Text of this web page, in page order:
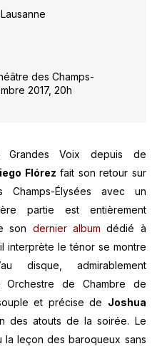
des Champs-
2017, 20h
Voix depuis de
Flórez fait son retour sur
Élysées avec un
partie est entièrement
son dernier album dédié à
interprète le ténor se montre
disque, admirablement
Orchestre de Chambre de
et précise de Joshua
des atouts de la soirée. Le
la leçon des baroqueux sans